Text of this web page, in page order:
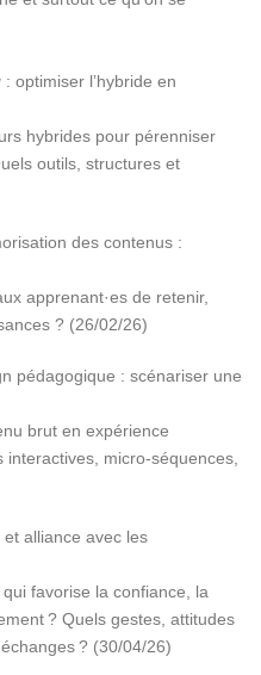
: optimiser l’hybride en
hybrides pour pérenniser
outils, structures et
des contenus :
apprenant·es de retenir,
? (26/02/26)
pédagogique : scénariser une
brut en expérience
interactives, micro-séquences,
alliance avec les
favorise la confiance, la
? Quels gestes, attitudes
? (30/04/26)